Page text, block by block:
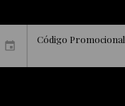
Código Promocional